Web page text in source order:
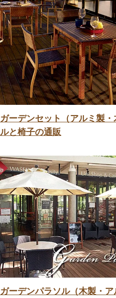
ガーデンセット（アルミ製
ルと椅子の通販
ガーデンパラソル（木製・